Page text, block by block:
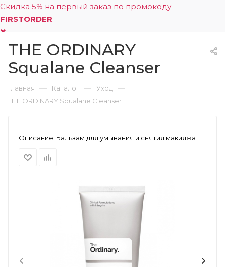
Скидка 5% на первый заказ по промокоду
FIRSTORDER
0
THE ORDINARY
Squalane Cleanser
Главная — Каталог — Уход —
THE ORDINARY Squalane Cleanser
Описание: Бальзам для умывания и снятия макияжа